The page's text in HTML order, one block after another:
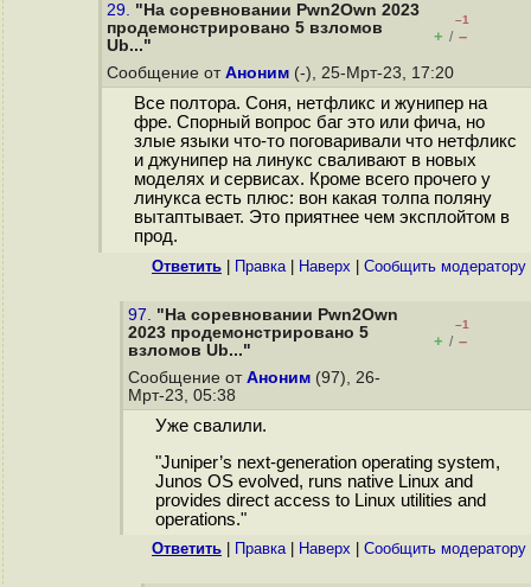
29. "На соревновании Pwn2Own 2023
продемонстрировано 5 взломов
Ub..."
–1
+ / –
Сообщение от Аноним (-), 25-Мрт-23, 17:20
Все полтора. Соня, нетфликс и жунипер на
фре. Спорный вопрос баг это или фича, но
злые языки что-то поговаривали что нетфликс
и джунипер на линукс сваливают в новых
моделях и сервисах. Кроме всего прочего у
линукса есть плюс: вон какая толпа поляну
вытаптывает. Это приятнее чем эксплойтом в
прод.
Ответить Правка| Наверх Cообщить модератору
97. "На соревновании Pwn2Own
2023 продемонстрировано 5
взломов Ub..."
–1
+ / –
Сообщение от Аноним (97), 26-
Мрт-23, 05:38
Уже свалили.
"Juniper’s next-generation operating system,
Junos OS evolved, runs native Linux and
provides direct access to Linux utilities and
operations."
Ответить Правка| Наверх Cообщить модератору